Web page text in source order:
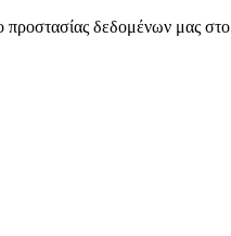
προστασίας δεδομένων μας στο